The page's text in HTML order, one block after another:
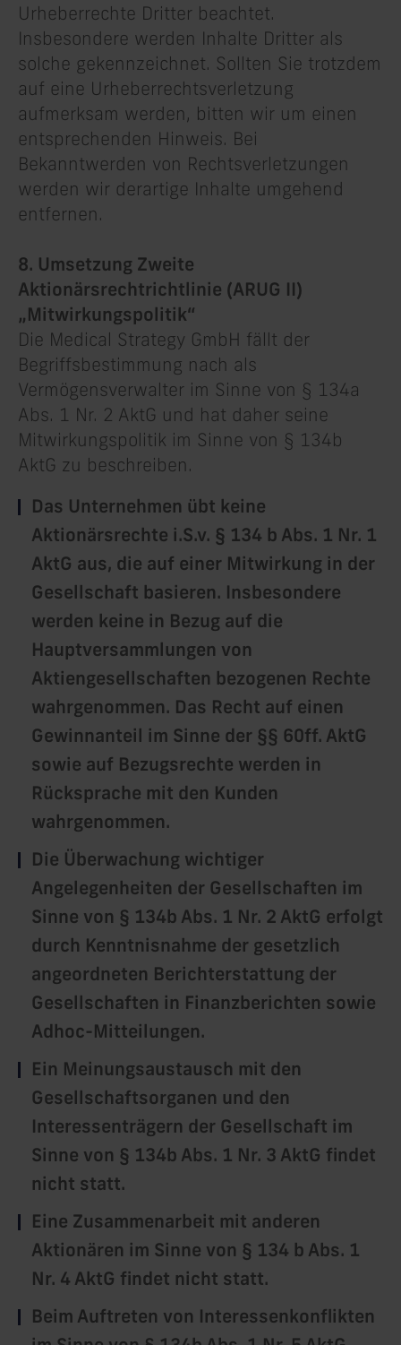
Urheberrechte Dritter beachtet.
Insbesondere werden Inhalte Dritter als
solche gekennzeichnet. Sollten Sie trotzdem
auf eine Urheberrechtsverletzung
aufmerksam werden, bitten wir um einen
entsprechenden Hinweis. Bei
Bekanntwerden von Rechtsverletzungen
werden wir derartige Inhalte umgehend
entfernen.
8. Umsetzung Zweite
Aktionärsrechtrichtlinie (ARUG II)
„Mitwirkungspolitik“
Die Medical Strategy GmbH fällt der
Begriffsbestimmung nach als
Vermögensverwalter im Sinne von § 134a
Abs. 1 Nr. 2 AktG und hat daher seine
Mitwirkungspolitik im Sinne von § 134b
AktG zu beschreiben.
Das Unternehmen übt keine
Aktionärsrechte i.S.v. § 134 b Abs. 1 Nr. 1
AktG aus, die auf einer Mitwirkung in der
Gesellschaft basieren. Insbesondere
werden keine in Bezug auf die
Hauptversammlungen von
Aktiengesellschaften bezogenen Rechte
wahrgenommen. Das Recht auf einen
Gewinnanteil im Sinne der §§ 60ff. AktG
sowie auf Bezugsrechte werden in
Rücksprache mit den Kunden
wahrgenommen.
Die Überwachung wichtiger
Angelegenheiten der Gesellschaften im
Sinne von § 134b Abs. 1 Nr. 2 AktG erfolgt
durch Kenntnisnahme der gesetzlich
angeordneten Berichterstattung der
Gesellschaften in Finanzberichten sowie
Adhoc-Mitteilungen.
Ein Meinungsaustausch mit den
Gesellschaftsorganen und den
Interessenträgern der Gesellschaft im
Sinne von § 134b Abs. 1 Nr. 3 AktG findet
nicht statt.
Eine Zusammenarbeit mit anderen
Aktionären im Sinne von § 134 b Abs. 1
Nr. 4 AktG findet nicht statt.
Beim Auftreten von Interessenkonflikten